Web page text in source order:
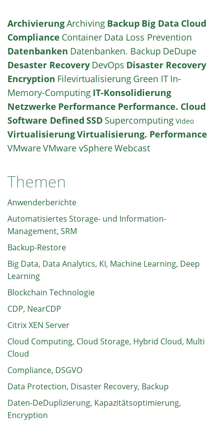
ArchivierungArchiving Backup Big Data Cloud
Compliance Container Data Loss Prevention
Datenbanken Datenbanken. Backup DeDupe
Desaster Recovery DevOps Disaster Recovery
Encryption Filevirtualisierung Green IT In-
Memory-Computing IT-Konsolidierung
Netzwerke Performance Performance. Cloud
Software Defined SSD Supercomputing Video
VirtualisierungVirtualisierung. Performance
VMwareVMware vSphereWebcast
Themen
Anwenderberichte
Automatisiertes Storage- und Information-
Management, SRM
Backup-Restore
Big Data, Data Analytics, KI, Machine Learning, Deep
Learning
Blockchain Technologie
CDP, NearCDP
Citrix XEN Server
Cloud Computing, Cloud Storage, Hybrid Cloud, Multi
Cloud
Compliance, DSGVO
Data Protection, Disaster Recovery, Backup
Daten-DeDuplizierung, Kapazitätsoptimierung,
Encryption